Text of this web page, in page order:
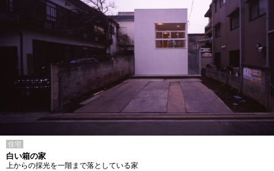
住宅
白い箱の家
上からの採光を一階まで落としている家